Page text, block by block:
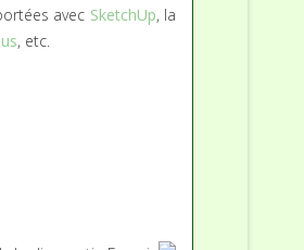
avec SketchUp, la
, etc.